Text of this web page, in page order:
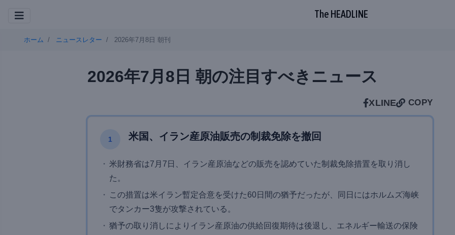
The HEADLINE
ホーム ニュースレター 2026年7月8日 朝刊
2026年7月8日 朝の注目すべきニュース
XLINE COPY
1 米国、イラン産原油販売の制裁免除を撤回
米財務省は7月7日、イラン産原油などの販売を認めていた制裁免除措置を取り消し
た。
この措置は米イラン暫定合意を受けた60日間の猶予だったが、同日にはホルムズ海峡
でタンカー3隻が攻撃されている。
猶予の取り消しによりイラン産原油の供給回復期待は後退し、エネルギー輸送の保険